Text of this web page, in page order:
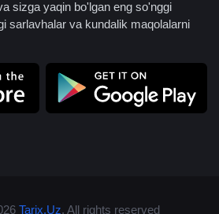
sizga yaqin bo'lgan eng so'nggi
sarlavhalar va kundalik maqolalarni
Tarix.Uz. All rights reserved